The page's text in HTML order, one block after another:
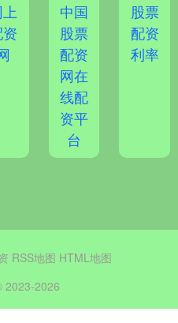
中国
股票
配资
网在
线配
资平
台
股票
配资
利率
RSS地图 HTML地图
2023-2026